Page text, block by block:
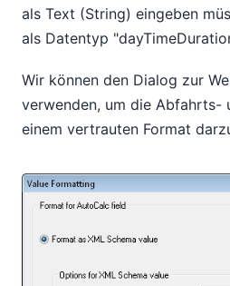
als Text (String) eingeben
als Datentyp
Wir können den Dialog zur
verwenden, um die Abfahrts-
einem vertrauten Format